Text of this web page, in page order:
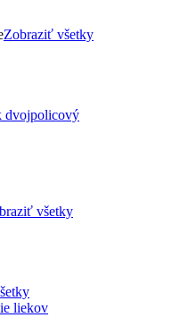
Zobraziť všetky
všetky